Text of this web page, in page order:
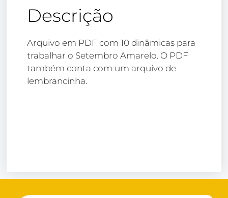
Descrição
Arquivo em PDF com 10 dinâmicas para
trabalhar o Setembro Amarelo. O PDF
também conta com um arquivo de
lembrancinha.